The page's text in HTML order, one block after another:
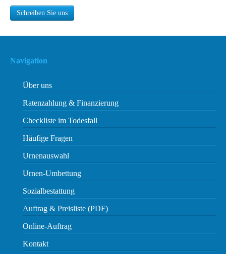
Schreiben Sie uns
Navigation
Über uns
Ratenzahlung & Finanzierung
Checkliste im Todesfall
Häufige Fragen
Urnenauswahl
Urnen-Umbettung
Sozialbestattung
Auftrag & Preisliste (PDF)
Online-Auftrag
Kontakt